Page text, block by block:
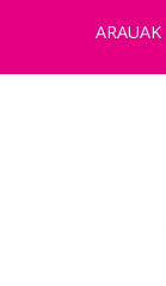
ARAUAK